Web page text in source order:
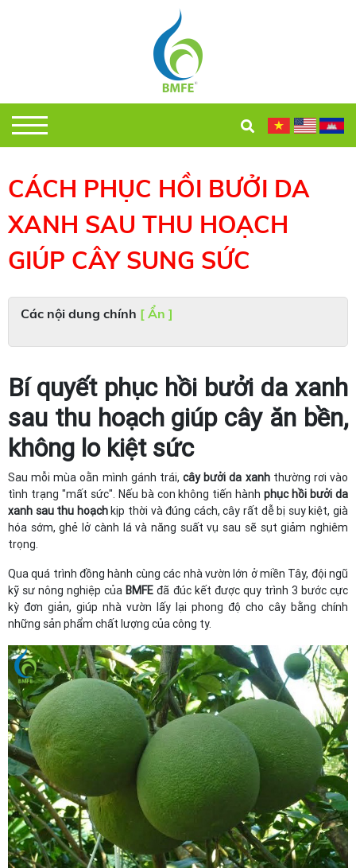
CÁCH PHỤC HỒI BƯỞI DA
XANH SAU THU HOẠCH
GIÚP CÂY SUNG SỨC
Các nội dung chính [ Ẩn ]
Bí quyết phục hồi bưởi da xanh
sau thu hoạch giúp cây ăn bền,
không lo kiệt sức
Sau mỗi mùa oằn mình gánh trái,cây bưởi da xanhthường rơi vào
tình trạng "mất sức". Nếu bà con không tiến hànhphục hồi bưởi da
xanh sau thu hoạchkịp thời và đúng cách, cây rất dễ bị suy kiệt, già
hóa sớm, ghẻ lở cành lá và năng suất vụ sau sẽ sụt giảm nghiêm
trọng.
Qua quá trình đồng hành cùng các nhà vườn lớn ở miền Tây, đội ngũ
kỹ sư nông nghiệp của BMFE đã đúc kết được quy trình 3 bước cực
kỳ đơn giản, giúp nhà vườn lấy lại phong độ cho cây bằng chính
những sản phẩm chất lượng của công ty.